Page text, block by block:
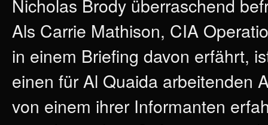
Nicholas Brody überraschend
Als Carrie Mathison, CIA
in einem Briefing davon erfährt,
einen für Al Quaida arbeitenden
von einem ihrer Informanten